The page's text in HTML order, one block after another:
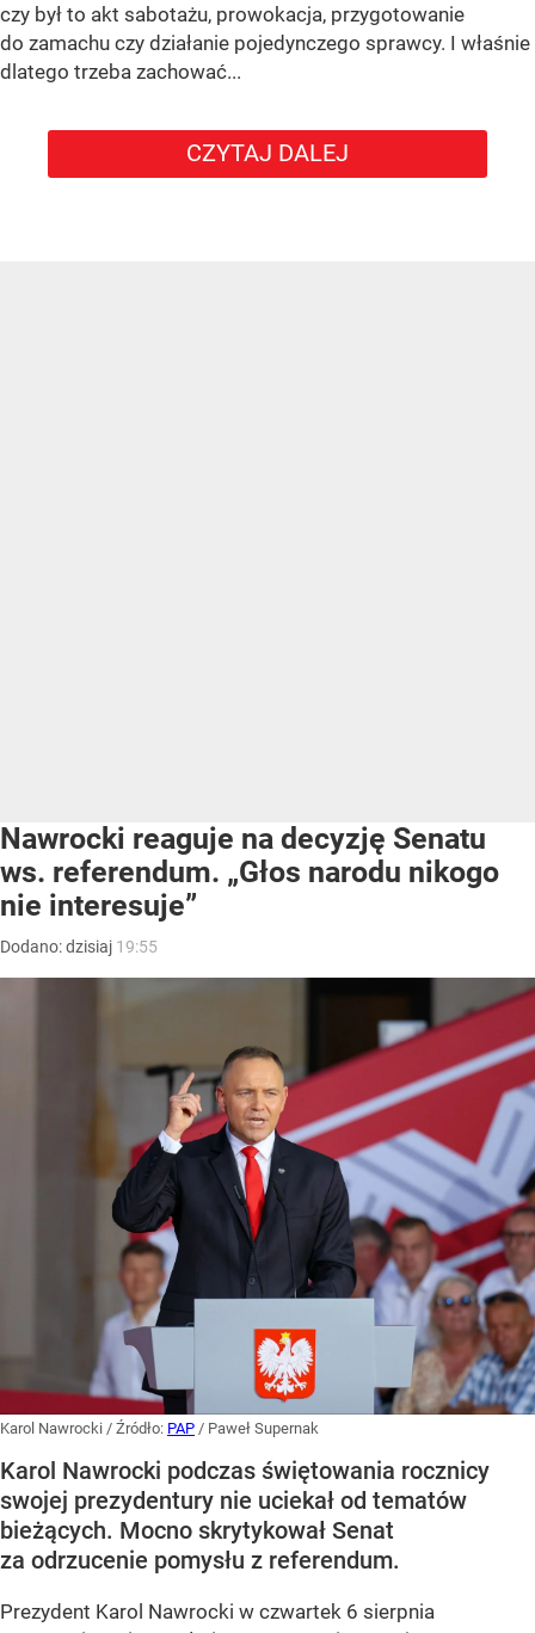
czy był to akt sabotażu, prowokacja, przygotowanie
do zamachu czy działanie pojedynczego sprawcy. I właśnie
dlatego trzeba zachować...
CZYTAJ DALEJ
Nawrocki reaguje na decyzję Senatu
ws. referendum. „Głos narodu nikogo
nie interesuje”
Dodano:dzisiaj 19:55
Karol Nawrocki / Źródło: PAP / Paweł Supernak
Karol Nawrocki podczas świętowania rocznicy
swojej prezydentury nie uciekał od tematów
bieżących. Mocno skrytykował Senat
za odrzucenie pomysłu z referendum.
Prezydent Karol Nawrocki w czwartek 6 sierpnia